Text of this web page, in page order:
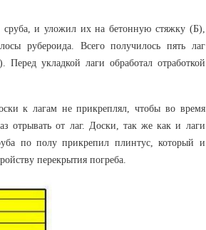
и уложил их на бетонную стяжку (Б),
рубероида. Всего получилось пять лаг
укладкой лаги обработал отработкой
к лагам не прикреплял, чтобы во время
отрывать от лаг. Доски, так же как и лаги
по полу прикрепил плинтус, который и
перекрытия погреба.